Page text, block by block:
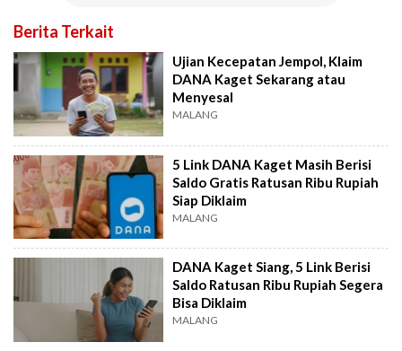
Berita Terkait
Ujian Kecepatan Jempol, Klaim
DANA Kaget Sekarang atau
Menyesal
MALANG
5 Link DANA Kaget Masih Berisi
Saldo Gratis Ratusan Ribu Rupiah
Siap Diklaim
MALANG
DANA Kaget Siang, 5 Link Berisi
Saldo Ratusan Ribu Rupiah Segera
Bisa Diklaim
MALANG